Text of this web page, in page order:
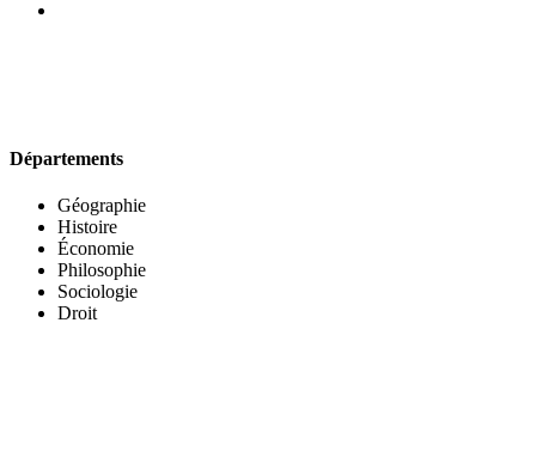
Départements
Géographie
Histoire
Économie
Philosophie
Sociologie
Droit